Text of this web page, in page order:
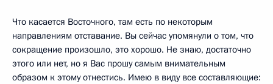
Что касается Восточного, там есть по некоторым
направлениям отставание. Вы сейчас упомянули о том, что
сокращение произошло, это хорошо. Не знаю, достаточно
этого или нет, но я Вас прошу самым внимательным
образом к этому отнестись. Имею в виду все составляющие: